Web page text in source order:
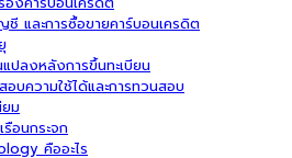
ชี และการซื้อขายคาร์บอนเครดิต
แปลงหลังการขึ้นทะเบียน
อบความใช้ได้และการทวนสอบ
ม
รือนกระจก
คืออะไร